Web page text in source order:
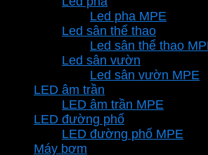
Led pha MPE
Led sân thể thao
Led sân thể thao
Led sân vườn
Led sân vườn MPE
LED âm trần
LED âm trần MPE
LED đường phố
LED đường phố MPE
Máy bơm